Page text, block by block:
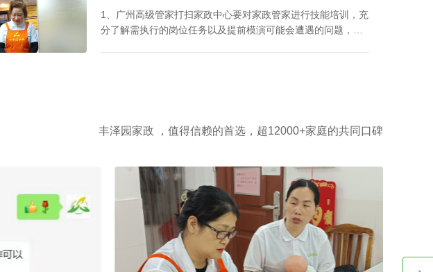
1、广州高级管家打扫家政中心要对家政管家进行技能培训，充
分了解需执行的岗位任务以及提前模演可能会遭遇的问题，迅
丰泽园家政 ，值得信赖的首选，超12000+家庭的共同口碑